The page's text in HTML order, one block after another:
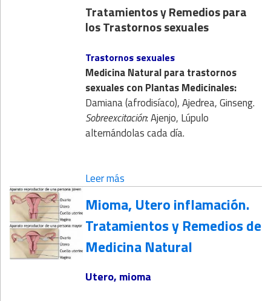
Tratamientos y Remedios para
los Trastornos sexuales
Trastornos sexuales
Medicina Naturalpara trastornos
sexuales conPlantas Medicinales:
Damiana (afrodisíaco), Ajedrea, Ginseng.
Sobreexcitación: Ajenjo, Lúpulo
alternándolas cada día.
Leer más
Mioma, Utero inflamación.
Tratamientos y Remedios de
Medicina Natural
Utero, mioma